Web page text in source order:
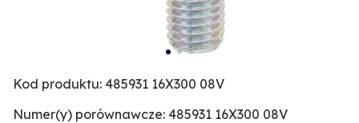
Kod produktu: 485931 16X300 08V
Numer(y) porównawcze: 485931 16X300 08V